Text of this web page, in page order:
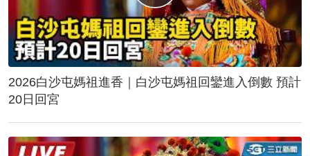
2026白沙屯媽祖進香｜白沙屯媽祖回鑾進入倒數 預計
20日回宮